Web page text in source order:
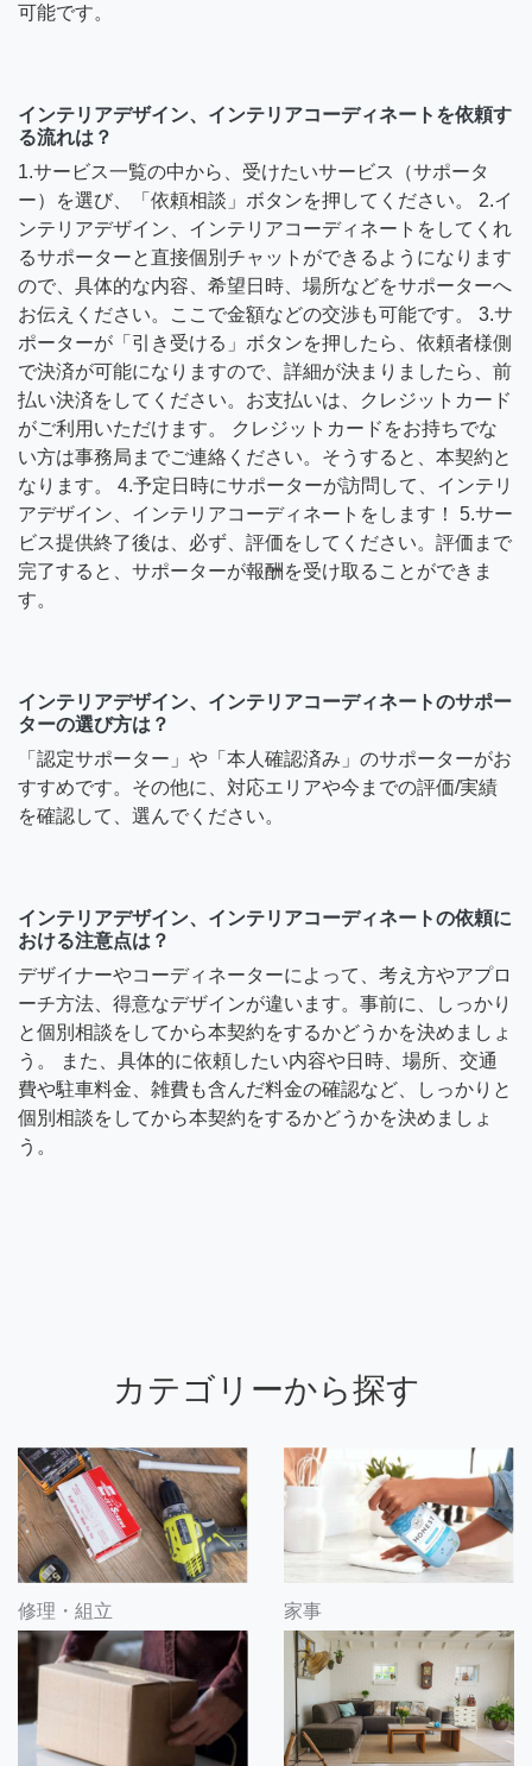
可能です。
インテリアデザイン、インテリアコーディネートを依頼す
る流れは？
1.サービス一覧の中から、受けたいサービス（サポータ
ー）を選び、「依頼相談」ボタンを押してください。 2.イ
ンテリアデザイン、インテリアコーディネートをしてくれ
るサポーターと直接個別チャットができるようになります
ので、具体的な内容、希望日時、場所などをサポーターへ
お伝えください。ここで金額などの交渉も可能です。 3.サ
ポーターが「引き受ける」ボタンを押したら、依頼者様側
で決済が可能になりますので、詳細が決まりましたら、前
払い決済をしてください。お支払いは、クレジットカード
がご利用いただけます。 クレジットカードをお持ちでな
い方は事務局までご連絡ください。そうすると、本契約と
なります。 4.予定日時にサポーターが訪問して、インテリ
アデザイン、インテリアコーディネートをします！ 5.サー
ビス提供終了後は、必ず、評価をしてください。評価まで
完了すると、サポーターが報酬を受け取ることができま
す。
インテリアデザイン、インテリアコーディネートのサポー
ターの選び方は？
「認定サポーター」や「本人確認済み」のサポーターがお
すすめです。その他に、対応エリアや今までの評価/実績
を確認して、選んでください。
インテリアデザイン、インテリアコーディネートの依頼に
おける注意点は？
デザイナーやコーディネーターによって、考え方やアプロ
ーチ方法、得意なデザインが違います。事前に、しっかり
と個別相談をしてから本契約をするかどうかを決めましょ
う。 また、具体的に依頼したい内容や日時、場所、交通
費や駐車料金、雑費も含んだ料金の確認など、しっかりと
個別相談をしてから本契約をするかどうかを決めましょ
う。
カテゴリーから探す
修理・組立 家事